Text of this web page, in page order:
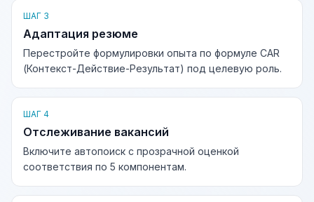
ШАГ 3
Адаптация резюме
Перестройте формулировки опыта по формуле CAR
(Контекст-Действие-Результат) под целевую роль.
ШАГ 4
Отслеживание вакансий
Включите автопоиск с прозрачной оценкой
соответствия по 5 компонентам.